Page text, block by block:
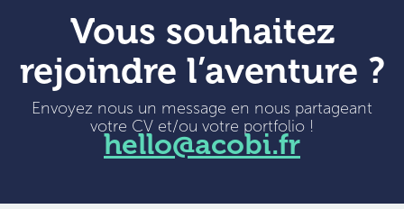
Vous souhaitez
rejoindre l’aventure ?
Envoyez nous un message en nous partageant
votre CV et/ou votre portfolio !
hello@acobi.fr